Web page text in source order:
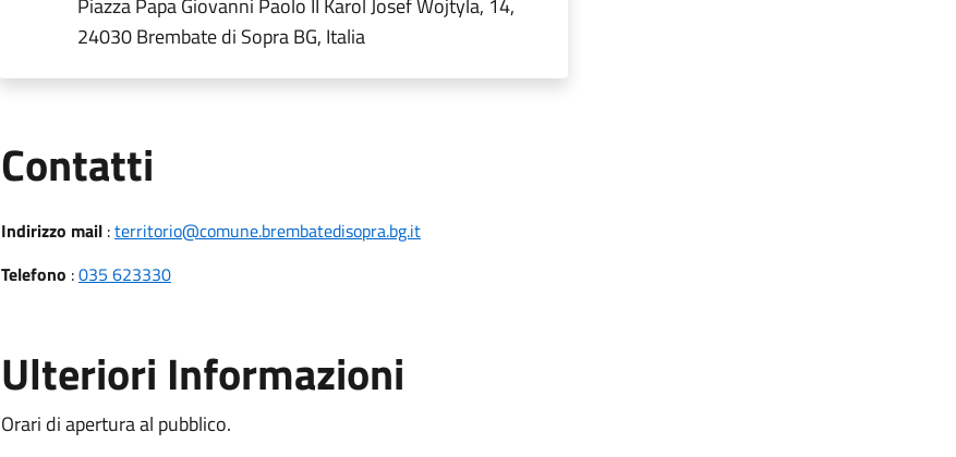
Piazza Papa Giovanni Paolo II Karol Josef Wojtyla, 14,
24030 Brembate di Sopra BG, Italia
Contatti
Indirizzo mail:territorio@comune.brembatedisopra.bg.it
Telefono :035 623330
Ulteriori Informazioni
Orari di apertura al pubblico.